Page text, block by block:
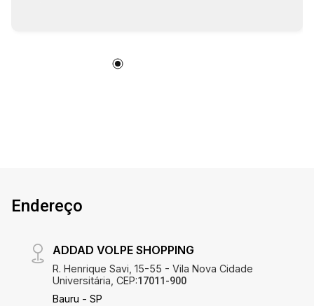
Endereço
ADDAD VOLPE SHOPPING
R. Henrique Savi, 15-55 - Vila Nova Cidade
Universitária, CEP:17011-900
Bauru - SP